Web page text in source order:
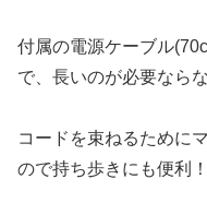
付属の電源ケーブル
で、長いのが必要なら
コードを束ねるために
ので持ち歩きにも便利！